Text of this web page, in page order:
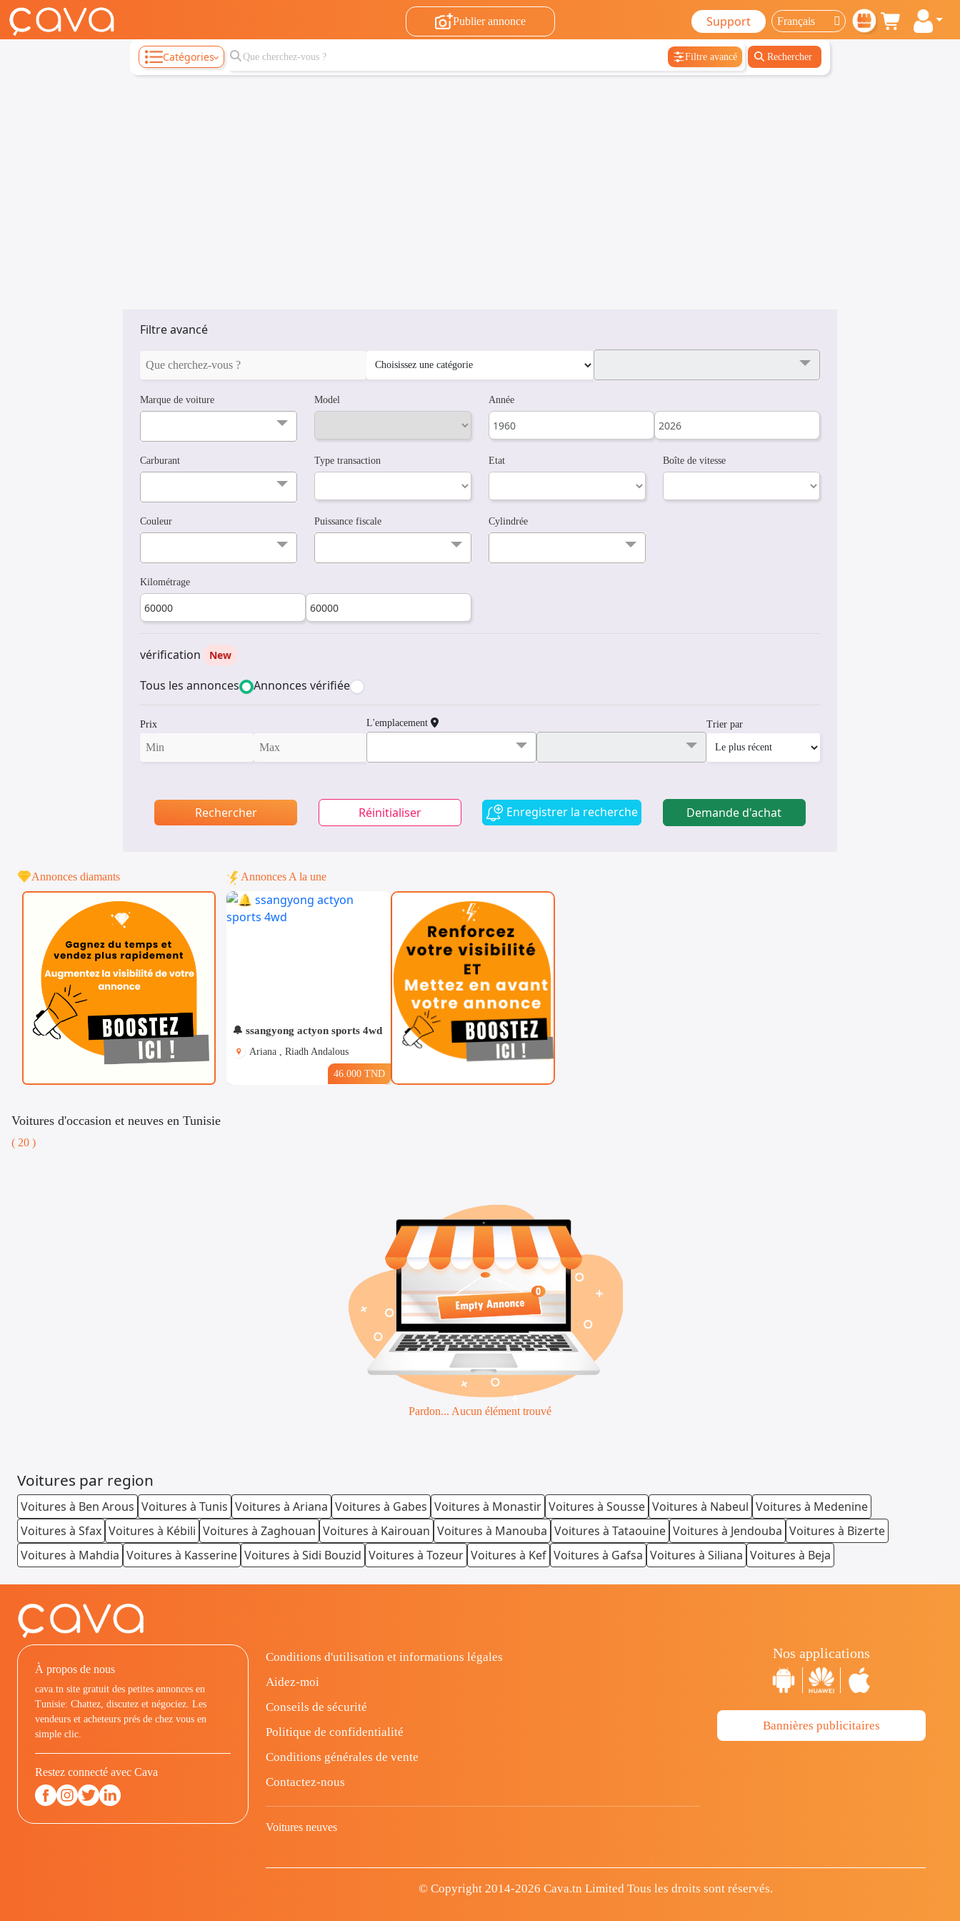
Publier annonce Support
Catégories Filtre avancé Rechercher
Filtre avancé
Marque de voiture Model Année
Carburant Type transaction Etat Boîte de vitesse
Couleur Puissance fiscale Cylindrée
Kilométrage
vérification New
Tous les annonces Annonces vérifiée
Prix L'emplacement Trier par
Rechercher Réinitialiser Enregistrer la recherche Demande d'achat
Annonces diamants Annonces A la une
🔔 ssangyong actyon sports 4wd
Ariana , Riadh Andalous
46.000 TND
Voitures d'occasion et neuves en Tunisie
( 20 )
Pardon... Aucun élément trouvé
Voitures par region
Voitures à Ben Arous Voitures à Tunis Voitures à Ariana Voitures à Gabes Voitures à Monastir Voitures à Sousse Voitures à Nabeul Voitures à Medenine
Voitures à Sfax Voitures à Kébili Voitures à Zaghouan Voitures à Kairouan Voitures à Manouba Voitures à Tataouine Voitures à Jendouba Voitures à Bizerte
Voitures à Mahdia Voitures à Kasserine Voitures à Sidi Bouzid Voitures à Tozeur Voitures à Kef Voitures à Gafsa Voitures à Siliana Voitures à Beja
À propos de nous
cava.tn site gratuit des petites annonces en
Tunisie: Chattez, discutez et négociez. Les
vendeurs et acheteurs prés de chez vous en
simple clic.
Restez connecté avec Cava
Conditions d'utilisation et informations légales
Aidez-moi
Conseils de sécurité
Politique de confidentialité
Conditions générales de vente
Contactez-nous
Voitures neuves
Nos applications
Bannières publicitaires
© Copyright 2014-2026 Cava.tn Limited Tous les droits sont réservés.